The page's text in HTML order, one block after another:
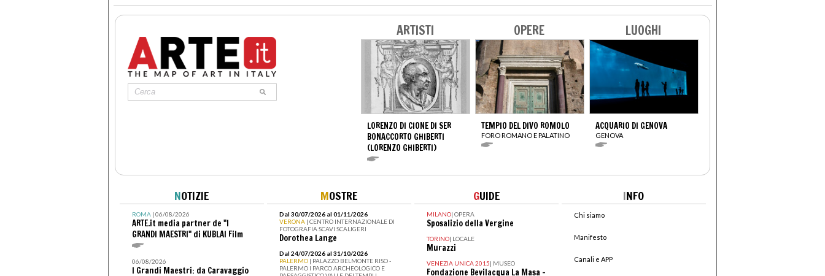
ARTISTI
LORENZO DI CIONE DI SER
BONACCORTO GHIBERTI
(LORENZO GHIBERTI)
OPERE
TEMPIO DEL DIVO ROMOLO
FORO ROMANO E PALATINO
LUOGHI
ACQUARIO DI GENOVA
GENOVA
NOTIZIE
ROMA| 06/08/2026
ARTE.it media partner de "I
GRANDI MAESTRI" di KUBLAI Film
06/08/2026
I Grandi Maestri: da Caravaggio
MOSTRE
Dal 30/07/2026 al 01/11/2026
VERONA | CENTRO INTERNAZIONALE DI
FOTOGRAFIA SCAVI SCALIGERI
Dorothea Lange
Dal 24/07/2026 al 31/10/2026
PALERMO | PALAZZO BELMONTE RISO -
PALERMO I PARCO ARCHEOLOGICO E
GUIDE
MILANO| OPERA
Sposalizio della Vergine
TORINO| LOCALE
Murazzi
VENEZIA UNICA 2015| MUSEO
Fondazione Bevilacqua La Masa –
INFO
Chi siamo
Manifesto
Canali e APP